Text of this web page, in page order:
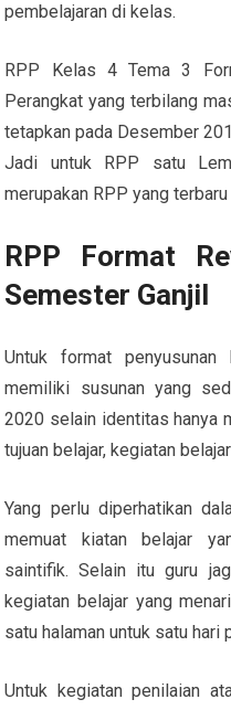
pembelajaran di kelas.
RPP Kelas 4 Tema 3
Perangkat yang terbilang
tetapkan pada Desember
Jadi untuk RPP satu
merupakan RPP yang
RPP Format
Semester Ganjil
Untuk format
memiliki susunan yang
2020 selain identitas hanya
tujuan belajar, kegiatan
Yang perlu diperhatikan
memuat kiatan belajar
saintifik. Selain itu guru
kegiatan belajar yang
satu halaman untuk satu hari
Untuk kegiatan penilaian